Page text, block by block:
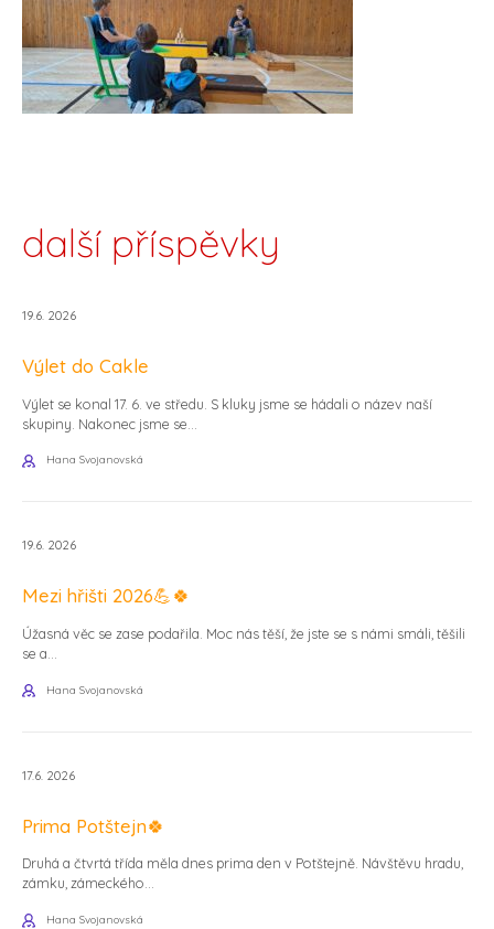
další příspěvky
19.6. 2026
Výlet do Cakle
Výlet se konal 17. 6. ve středu. S kluky jsme se hádali o název naší
skupiny. Nakonec jsme se...
Hana Svojanovská
19.6. 2026
Mezi hřišti 2026💪🍀
Úžasná věc se zase podařila. Moc nás těší, že jste se s námi smáli, těšili
se a...
Hana Svojanovská
17.6. 2026
Prima Potštejn🍀
Druhá a čtvrtá třída měla dnes prima den v Potštejně. Návštěvu hradu,
zámku, zámeckého...
Hana Svojanovská